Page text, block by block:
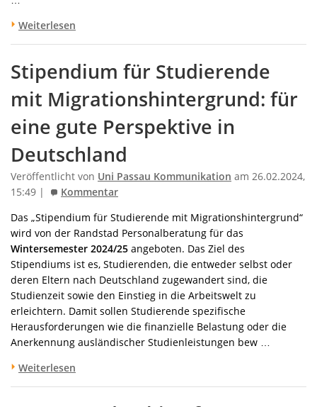
Weiterlesen
Stipendium für Studierende
mit Migrationshintergrund: für
eine gute Perspektive in
Deutschland
Veröffentlicht von Uni Passau Kommunikation am 26.02.2024,
15:49 |
Kommentar
Das „Stipendium für Studierende mit Migrationshintergrund“
wird von der Randstad Personalberatung für das
Wintersemester 2024/25 angeboten. Das Ziel des
Stipendiums ist es, Studierenden, die entweder selbst oder
deren Eltern nach Deutschland zugewandert sind, die
Studienzeit sowie den Einstieg in die Arbeitswelt zu
erleichtern. Damit sollen Studierende spezifische
Herausforderungen wie die finanzielle Belastung oder die
Anerkennung ausländischer Studienleistungen bew …
Weiterlesen